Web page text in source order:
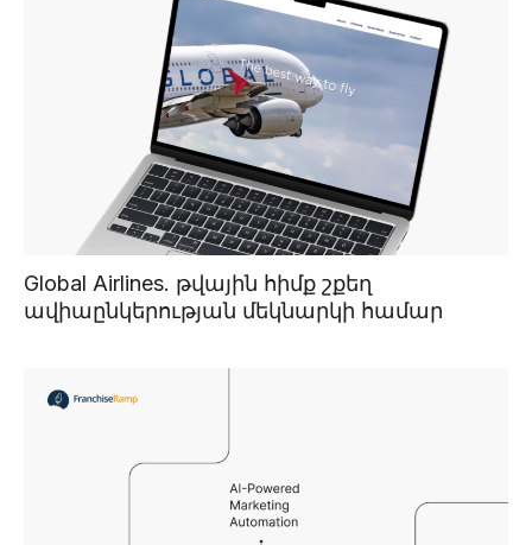
Global Airlines. թվային հիմք շքեղ
ավիաընկերության մեկնարկի համար